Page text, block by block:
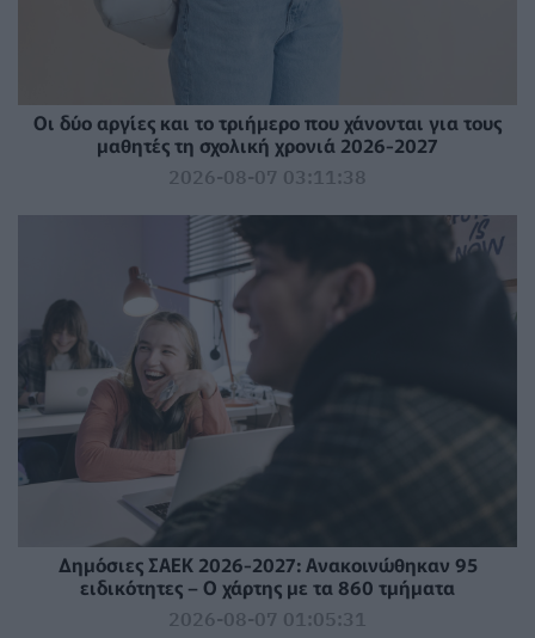
Οι δύο αργίες και το τριήμερο που χάνονται για τους
μαθητές τη σχολική χρονιά 2026-2027
2026-08-07 03:11:38
Δημόσιες ΣΑΕΚ 2026-2027: Ανακοινώθηκαν 95
ειδικότητες – Ο χάρτης με τα 860 τμήματα
2026-08-07 01:05:31